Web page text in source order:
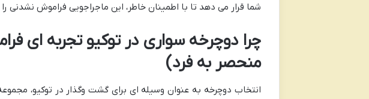
شما قرار می دهد تا با اطمینان خاطر، این ماجراجویی فراموش نشدنی را
چرا دوچرخه سواری در توکیو تجربه ای
منحصر به فرد)
انتخاب دوچرخه به عنوان وسیله ای برای گشت وگذار در توکیو،